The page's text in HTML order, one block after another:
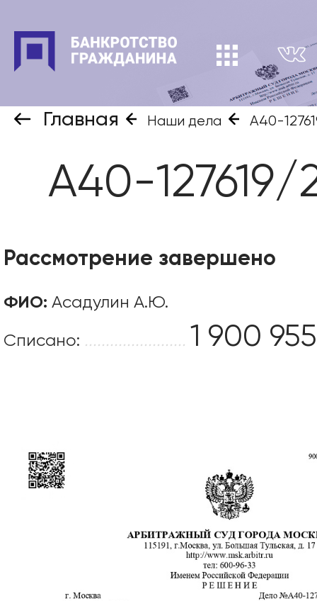
Главная Наши дела А40-
А40-127619/
Рассмотрение завершено
ФИО: Асадулин А.Ю.
Списано: ........................ 1 900